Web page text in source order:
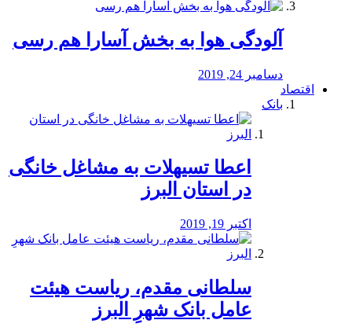
آلودگی هوا به بخش آسارا هم رسی
دسامبر 24, 2019
اقتصاد
بانک
️اعطا تسیهلات به مشاغل خانگی
در استان البرز
اکتبر 19, 2019
سلطانی مقدم، ریاست هیئت
عامل بانک شهرِ البرز